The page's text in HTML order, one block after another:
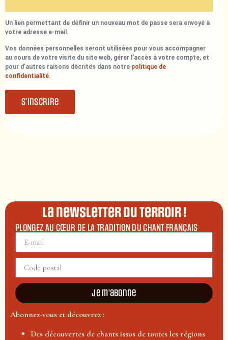
Un lien permettant de définir un nouveau mot de passe sera envoyé à
votre adresse e-mail.
Vos données personnelles seront utilisées pour vous accompagner
au cours de votre visite du site web, gérer l’accès à votre compte, et
pour d’autres raisons décrites dans notre politique de
confidentialité.
S’inscrire
La newsletter du terroir !
PLONGEZ AU CŒUR DE LA TRADITION DU CHANT FRANÇAIS
Je m'abonne
Abonnez-vous et découvrez :
Des découvertes de chants issus de toutes les régions